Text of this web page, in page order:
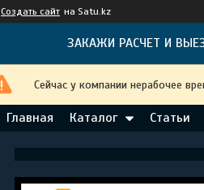
Создать сайт на Satu.kz
ЗАКАЖИ РАСЧЕТ И
Сейчас у компании нерабочее
Главная Каталог Статьи